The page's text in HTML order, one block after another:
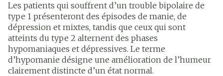
Les patients qui souffrent d’un trouble bipolaire de
type 1 présenteront des épisodes de manie, de
dépression et mixtes, tandis que ceux qui sont
atteints du type 2 alternent des phases
hypomaniaques et dépressives. Le terme
d’hypomanie désigne une amélioration de l’humeur
clairement distincte d’un état normal.